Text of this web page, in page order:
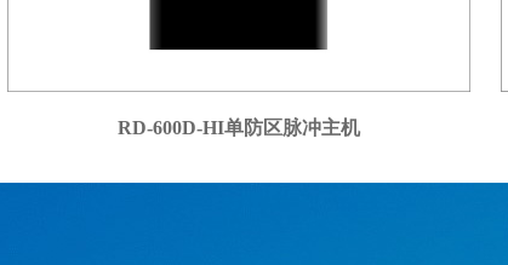
RD-600D-HI单防区脉冲主机